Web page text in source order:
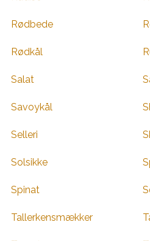
Rødbede
Rødkål
Salat
Savoykål
Selleri
Solsikke
Spinat
Tallerkensmækker